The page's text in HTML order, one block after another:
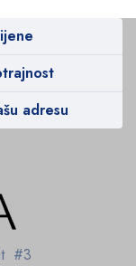
adresu
#3